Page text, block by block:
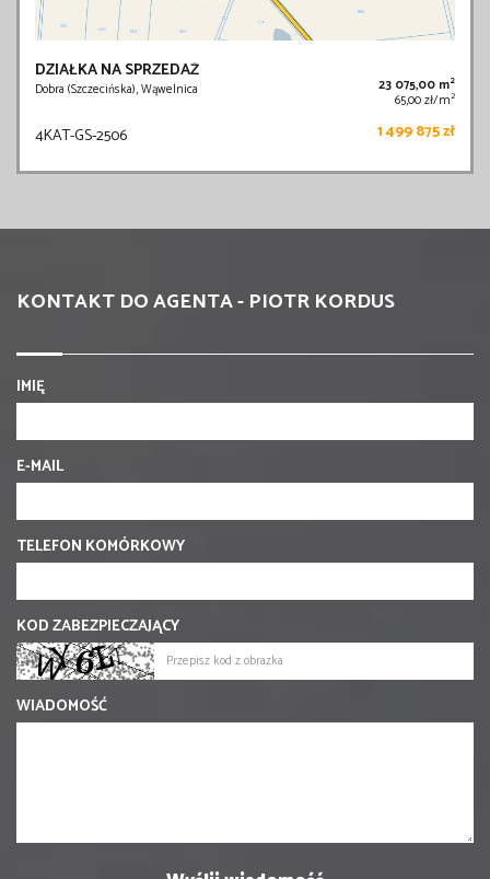
DZIAŁKA NA SPRZEDAŻ
Dobra (Szczecińska), Wąwelnica 23 075,00 m2
65,00 zł/m2
4KAT-GS-2506 1 499 875 zł
KONTAKT DO AGENTA - PIOTR KORDUS
IMIĘ
E-MAIL
TELEFON KOMÓRKOWY
KOD ZABEZPIECZAJĄCY
WIADOMOŚĆ